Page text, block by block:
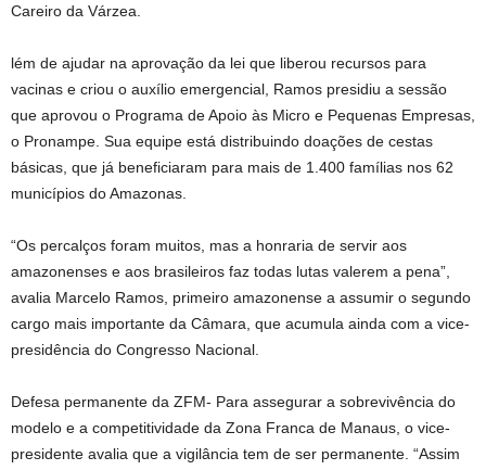
Careiro da Várzea.
lém de ajudar na aprovação da lei que liberou recursos para
vacinas e criou o auxílio emergencial, Ramos presidiu a sessão
que aprovou o Programa de Apoio às Micro e Pequenas Empresas,
o Pronampe. Sua equipe está distribuindo doações de cestas
básicas, que já beneficiaram para mais de 1.400 famílias nos 62
municípios do Amazonas.
“Os percalços foram muitos, mas a honraria de servir aos
amazonenses e aos brasileiros faz todas lutas valerem a pena”,
avalia Marcelo Ramos, primeiro amazonense a assumir o segundo
cargo mais importante da Câmara, que acumula ainda com a vice-
presidência do Congresso Nacional.
Defesa permanente da ZFM- Para assegurar a sobrevivência do
modelo e a competitividade da Zona Franca de Manaus, o vice-
presidente avalia que a vigilância tem de ser permanente. “Assim